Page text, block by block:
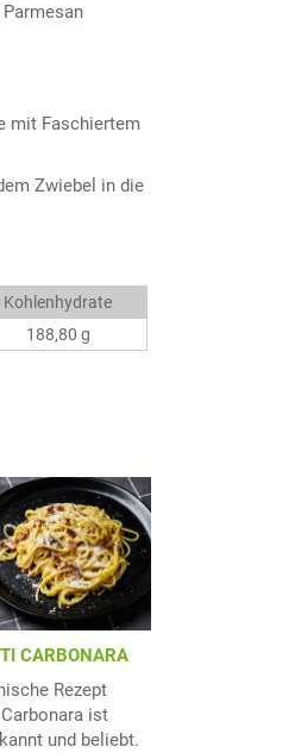
mit Faschiertem
Zwiebel in die
Kohlenhydrate
188,80 g
CARBONARA
Rezept
ist
und beliebt.